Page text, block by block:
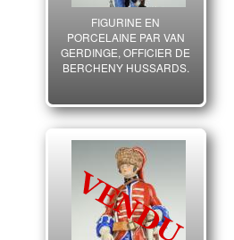
FIGURINE EN
PORCELAINE PAR VAN
GERDINGE, OFFICIER DE
BERCHENY HUSSARDS,
GERDINGE, XX°.